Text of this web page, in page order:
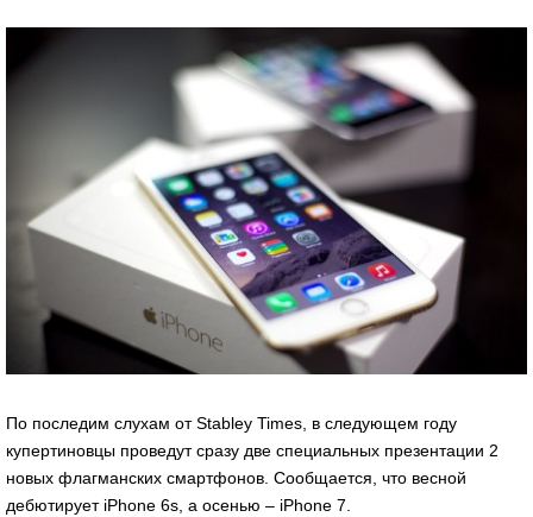
По последим слухам от Stabley Times, в следующем году
купертиновцы проведут сразу две специальных презентации 2
новых флагманских смартфонов. Сообщается, что весной
дебютирует iPhone 6s, а осенью – iPhone 7.